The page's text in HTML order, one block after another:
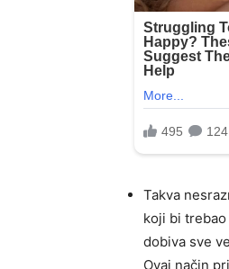
Takva
koji bi
dobiva sve
Ovaj način